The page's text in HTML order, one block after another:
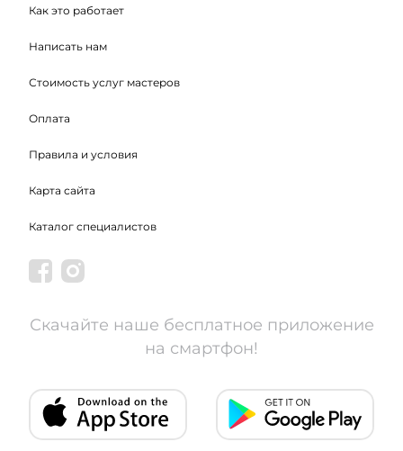
Как это работает
Написать нам
Стоимость услуг мастеров
Оплата
Правила и условия
Карта сайта
Каталог специалистов
Скачайте наше бесплатное приложение
на смартфон!